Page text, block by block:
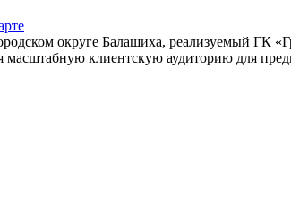
округе Балашиха, реализуемый ГК
клиентскую аудиторию для